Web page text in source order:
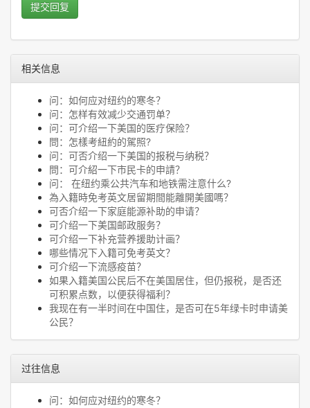
提交回复
相关信息
问：如何应对纽约的寒冬？
问：怎样有效减少交通罚单？
问：可介绍一下美国的医疗保险？
問：怎樣考紐約的駕照?
问：可否介绍一下美国的报税与纳税？
問：可介紹一下市民卡的申請？
问： 在纽约乘公共汽车和地铁需注意什么?
為入籍時免考英文居留期間能離開美國嗎？
可否介绍一下家庭能源补助的申请？
可介绍一下美国邮政服务？
可介绍一下补充营养援助计画？
哪些情况下入籍可免考英文？
可介绍一下流感疫苗？
如果入籍美国公民后不在美国居住，但仍报税，是否还
可积累点数，以便获得福利？
我现在有一半时间在中国住，是否可在5年绿卡时申请美
公民？
过往信息
问：如何应对纽约的寒冬？